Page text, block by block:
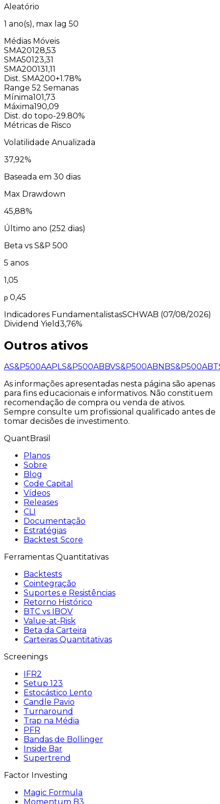
Aleatório
1 ano(s), max lag 50
Médias Móveis
SMA20128,53
SMA50123,31
SMA200131,11
Dist. SMA200+1.78%
Range 52 Semanas
Mínima101,73
Máxima190,09
Dist. do topo-29.80%
Métricas de Risco
Volatilidade Anualizada
37,92%
Baseada em 30 dias
Max Drawdown
45,88%
Último ano (252 dias)
Beta vs S&P 500
5 anos
1,05
ρ 0,45
Indicadores FundamentalistasSCHWAB (07/08/2026)
Dividend Yield3,76%
Outros ativos
AS&P500AAPLS&P500ABBVS&P500ABNBS&P500ABT
As informações apresentadas nesta página são apenas
para fins educacionais e informativos. Não constituem
recomendação de compra ou venda de ativos.
Sempre consulte um profissional qualificado antes de
tomar decisões de investimento.
QuantBrasil
Planos
Sobre
Blog
Code Capital
Vídeos
Releases
CLI
Documentação
Estratégias
Backtest Score
Ferramentas Quantitativas
Backtests
Cointegração
Suportes e Resistências
Retorno Histórico
BTC vs IBOV
Value-at-Risk
Beta da Carteira
Carteiras Quantitativas
Screenings
IFR2
Setup 123
Estocástico Lento
Candle Pavio
Turnaround
Trap na Média
PFR
Bandas de Bollinger
Inside Bar
Supertrend
Factor Investing
Magic Formula
Momentum B3